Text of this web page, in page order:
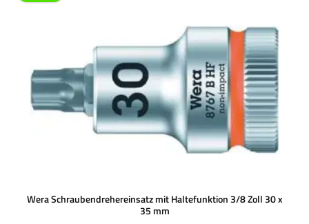
Wera Schraubendrehereinsatz mit Haltefunktion 3/8 Zoll 30 x
35 mm